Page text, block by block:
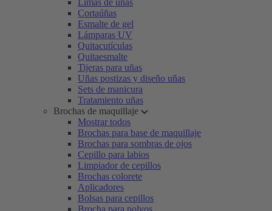
Limas de uñas
Cortaúñas
Esmalte de gel
Lámparas UV
Quitacutículas
Quitaesmalte
Tijeras para uñas
Uñas postizas y diseño uñas
Sets de manicura
Tratamiento uñas
Brochas de maquillaje
Mostrar todos
Brochas para base de maquillaje
Brochas para sombras de ojos
Cepillo para labios
Limpiador de cepillos
Brochas colorete
Aplicadores
Bolsas para cepillos
Brocha para polvos